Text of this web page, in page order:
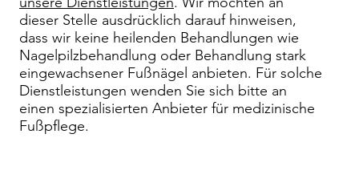
dieser Stelle ausdrücklich darauf hinweisen,
dass wir keine heilenden Behandlungen wie
Nagelpilzbehandlung oder Behandlung stark
eingewachsener Fußnägel anbieten. Für solche
Dienstleistungen wenden Sie sich bitte an
einen spezialisierten Anbieter für medizinische
Fußpflege.